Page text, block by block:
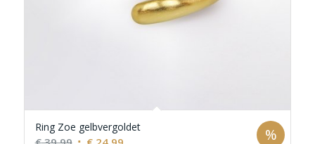
Ring Zoe gelbvergoldet %